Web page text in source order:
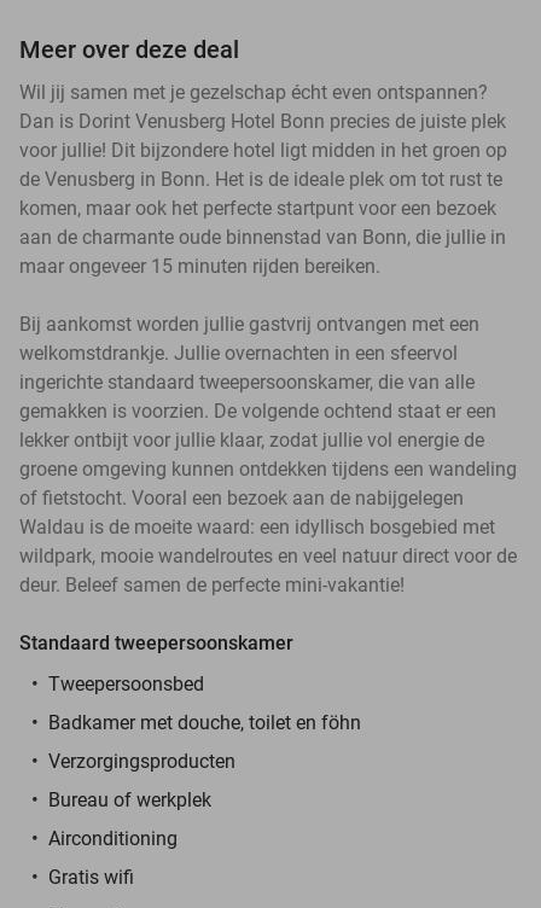
Meer over deze deal
Wil jij samen met je gezelschap écht even ontspannen?
Dan is Dorint Venusberg Hotel Bonn precies de juiste plek
voor jullie! Dit bijzondere hotel ligt midden in het groen op
de Venusberg in Bonn. Het is de ideale plek om tot rust te
komen, maar ook het perfecte startpunt voor een bezoek
aan de charmante oude binnenstad van Bonn, die jullie in
maar ongeveer 15 minuten rijden bereiken.
Bij aankomst worden jullie gastvrij ontvangen met een
welkomstdrankje. Jullie overnachten in een sfeervol
ingerichte standaard tweepersoonskamer, die van alle
gemakken is voorzien. De volgende ochtend staat er een
lekker ontbijt voor jullie klaar, zodat jullie vol energie de
groene omgeving kunnen ontdekken tijdens een wandeling
of fietstocht. Vooral een bezoek aan de nabijgelegen
Waldau is de moeite waard: een idyllisch bosgebied met
wildpark, mooie wandelroutes en veel natuur direct voor de
deur. Beleef samen de perfecte mini-vakantie!
Standaard tweepersoonskamer
Tweepersoonsbed
Badkamer met douche, toilet en föhn
Verzorgingsproducten
Bureau of werkplek
Airconditioning
Gratis wifi